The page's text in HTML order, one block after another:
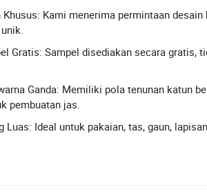
Khusus: Kami menerima permintaan
Gratis: Sampel disediakan secara gratis,
Ganda: Memiliki pola tenunan katun
pembuatan jas.
Luas: Ideal untuk pakaian, tas, gaun,